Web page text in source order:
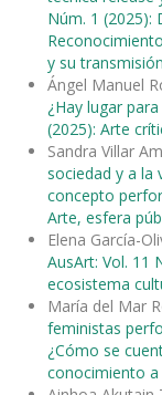
Núm. 1 (2025):
y su transmisión
Ángel Manuel
¿Hay lugar
(2025): Arte
Sandra Villar
sociedad y a la
concepto
Arte, esfera
Elena García-
AusArt: Vol. 11
ecosistema
María del Mar
feministas
¿Cómo se
conocimiento a